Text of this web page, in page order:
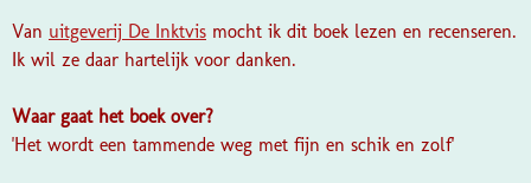
Van uitgeverij De Inktvis mocht ik dit boek lezen en recenseren.
Ik wil ze daar hartelijk voor danken.
Waar gaat het boek over?
'Het wordt een tammende weg met fijn en schik en zolf'